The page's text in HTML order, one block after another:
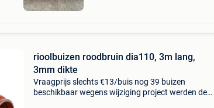
rioolbuizen roodbruin dia110, 3m lang,
3mm dikte
Vraagprijs slechts €13/buis nog 39 buizen
beschikbaar wegens wijziging project werden de